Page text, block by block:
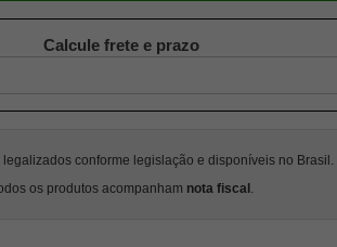
Calcule frete e prazo
legalizados conforme legislação e disponíveis no Brasil.
os produtos acompanham nota fiscal .